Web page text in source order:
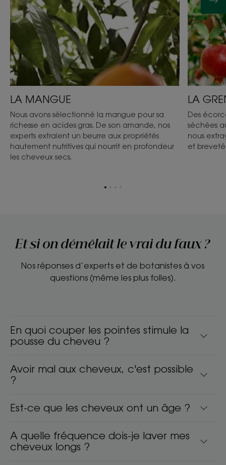
LA MANGUE
Nous avons sélectionné la mangue pour sa
richesse en acides gras. De son amande, nos
experts extraient un beurre aux propriétés
hautement nutritives qui nourrit en profondeur
les cheveux secs.
LA
Des
séchées
nous
et
Aller
Et si on démêlait le vrai du faux ?
Nos réponses d’experts et de botanistes à vos
questions (même les plus folles).
En quoi couper les pointes stimule la
pousse du cheveu ?
Avoir mal aux cheveux, c'est possible
?
Est-ce que les cheveux ont un âge ?
A quelle fréquence dois-je laver mes
cheveux longs ?